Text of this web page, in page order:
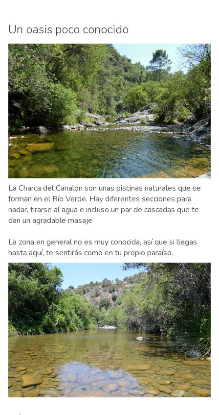
Un oasis poco conocido
La Charca del Canalón son unas piscinas naturales que se
forman en el Río Verde. Hay diferentes secciones para
nadar, tirarse al agua e incluso un par de cascadas que te
dan un agradable masaje.
La zona en general no es muy conocida, así que si llegas
hasta aquí, te sentirás como en tu propio paraíso.